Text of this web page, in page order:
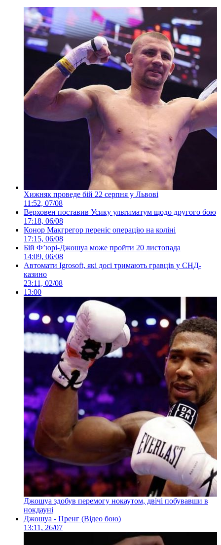
Хижняк проведе бій 22 серпня у Львові
11:52, 07/08
Верховен поставив Усику ультиматум щодо другого бою
17:18, 06/08
Конор Макгрегор переніс операцію на коліні
17:15, 06/08
Бій Ф’юрі-Джошуа може пройти 20 листопада
14:09, 06/08
Автомати Igrosoft, які досі тримають гравців у СНД-
казино
23:11, 02/08
13:00
Джошуа здобув перемогу нокаутом, двічі побувавши в
нокдауні
Джошуа - Пренг (Відео бою)
13:11, 26/07